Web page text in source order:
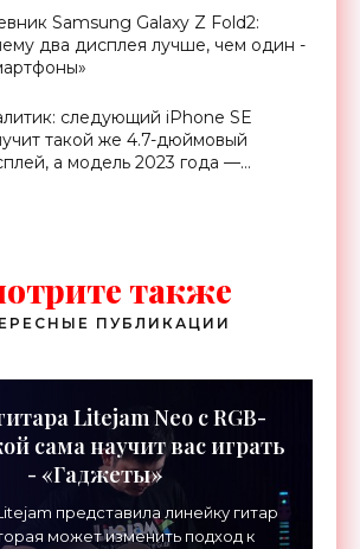
Samsung Galaxy Z Fold2:
два дисплея лучше, чем один -
следующий iPhone SE
такой же 4.7-дюймовый
а модель 2023 года —
также
ПУБЛИКАЦИИ
Litejam Neo с RGB-
сама научит вас играть
- «Гаджеты»
представила линейку гитар
может изменить подход к